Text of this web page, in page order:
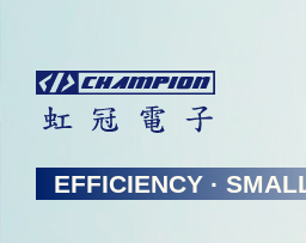
EFFICIENCY ·